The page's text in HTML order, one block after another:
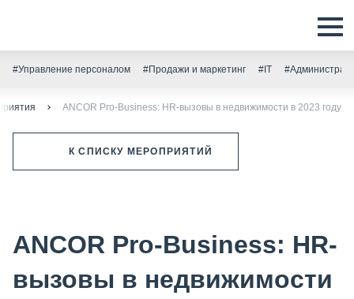
#Управление персоналом #Продажи и маркетинг #IT
ANCOR Pro-Business: HR-вызовы в недвижимости в 2023 году
К СПИСКУ МЕРОПРИЯТИЙ
ANCOR Pro-Business: HR-
вызовы в недвижимости